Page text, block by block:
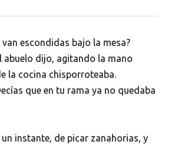
escondidas bajo la mesa?
abuelo dijo, agitando la mano
la cocina chisporroteaba.
que en tu rama ya no quedaba
instante, de picar zanahorias, y